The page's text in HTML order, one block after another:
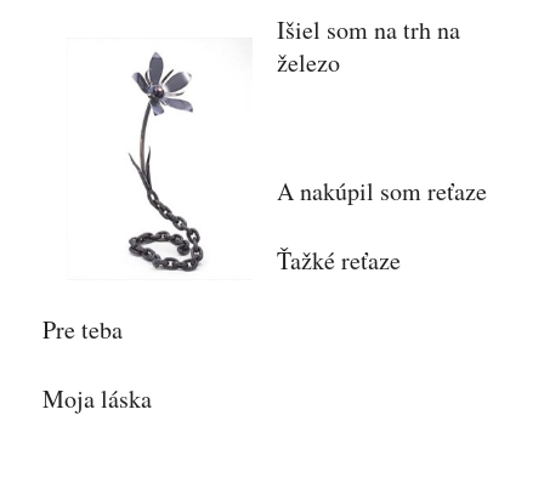
Išiel som na trh na
železo
A nakúpil som reťaze
Ťažké reťaze
Pre teba
Moja láska